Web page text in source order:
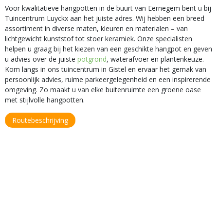
Voor kwalitatieve hangpotten in de buurt van Eernegem bent u bij
Tuincentrum Luyckx aan het juiste adres. Wij hebben een breed
assortiment in diverse maten, kleuren en materialen – van
lichtgewicht kunststof tot stoer keramiek. Onze specialisten
helpen u graag bij het kiezen van een geschikte hangpot en geven
u advies over de juiste potgrond, waterafvoer en plantenkeuze.
Kom langs in ons tuincentrum in Gistel en ervaar het gemak van
persoonlijk advies, ruime parkeergelegenheid en een inspirerende
omgeving. Zo maakt u van elke buitenruimte een groene oase
met stijlvolle hangpotten.
Routebeschrijving